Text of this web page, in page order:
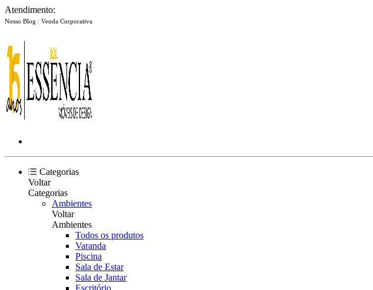
Atendimento:
Nosso Blog | Venda Corporativa
Categorias
Voltar
Categorias
Ambientes
Voltar
Ambientes
Todos os produtos
Varanda
Piscina
Sala de Estar
Sala de Jantar
Escritório